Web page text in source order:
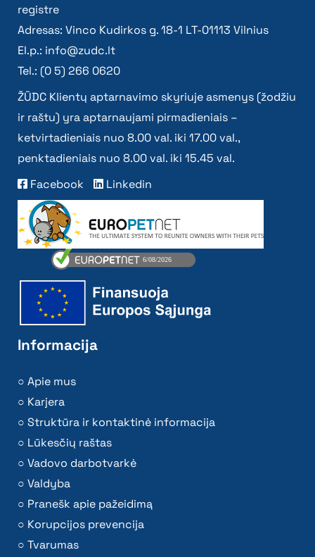
registre
Adresas: Vinco Kudirkos g. 18-1 LT-01113 Vilnius
El.p.: info@zudc.lt
Tel.: (0 5) 266 0620
ŽŪDC Klientų aptarnavimo skyriuje asmenys (žodžiu
ir raštu) yra aptarnaujami pirmadieniais –
ketvirtadieniais nuo 8.00 val. iki 17.00 val.,
penktadieniais nuo 8.00 val. iki 15.45 val.
Facebook
Linkedin
Informacija
Apie mus
Karjera
Struktūra ir kontaktinė informacija
Lūkesčių raštas
Vadovo darbotvarkė
Valdyba
Pranešk apie pažeidimą
Korupcijos prevencija
Tvarumas